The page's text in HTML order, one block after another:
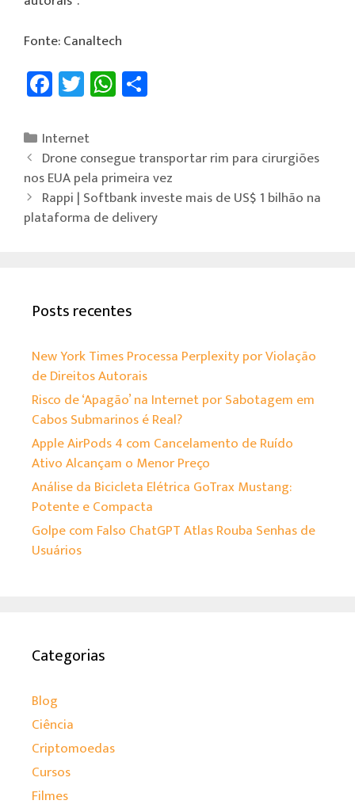
Fonte: Canaltech
Fa
ce
b
o
ok
T
wi
tt
er
W
h
sA
p
p
Internet
Drone consegue transportar rim para cirurgiões
nos EUA pela primeira vez
Rappi | Softbank investe mais de US$ 1 bilhão na
plataforma de delivery
Posts recentes
New York Times Processa Perplexity por Violação
de Direitos Autorais
Risco de ‘Apagão’ na Internet por Sabotagem em
Cabos Submarinos é Real?
Apple AirPods 4 com Cancelamento de Ruído
Ativo Alcançam o Menor Preço
Análise da Bicicleta Elétrica GoTrax Mustang:
Potente e Compacta
Golpe com Falso ChatGPT Atlas Rouba Senhas de
Usuários
Categorias
Blog
Ciência
Criptomoedas
Cursos
Filmes